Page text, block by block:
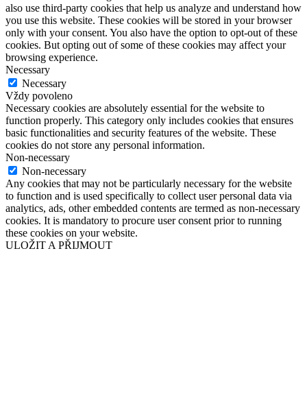
also use third-party cookies that help us analyze and understand how
you use this website. These cookies will be stored in your browser
only with your consent. You also have the option to opt-out of these
cookies. But opting out of some of these cookies may affect your
browsing experience.
Necessary
Necessary
Vždy povoleno
Necessary cookies are absolutely essential for the website to
function properly. This category only includes cookies that ensures
basic functionalities and security features of the website. These
cookies do not store any personal information.
Non-necessary
Non-necessary
Any cookies that may not be particularly necessary for the website
to function and is used specifically to collect user personal data via
analytics, ads, other embedded contents are termed as non-necessary
cookies. It is mandatory to procure user consent prior to running
these cookies on your website.
ULOŽIT A PŘIJMOUT